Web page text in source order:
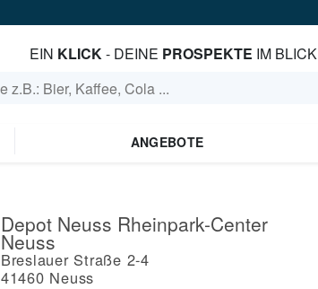
EIN KLICK- DEINE PROSPEKTE IM BLICK
ANGEBOTE
Depot Neuss Rheinpark-Center
Neuss
Breslauer Straße 2-4
41460 Neuss